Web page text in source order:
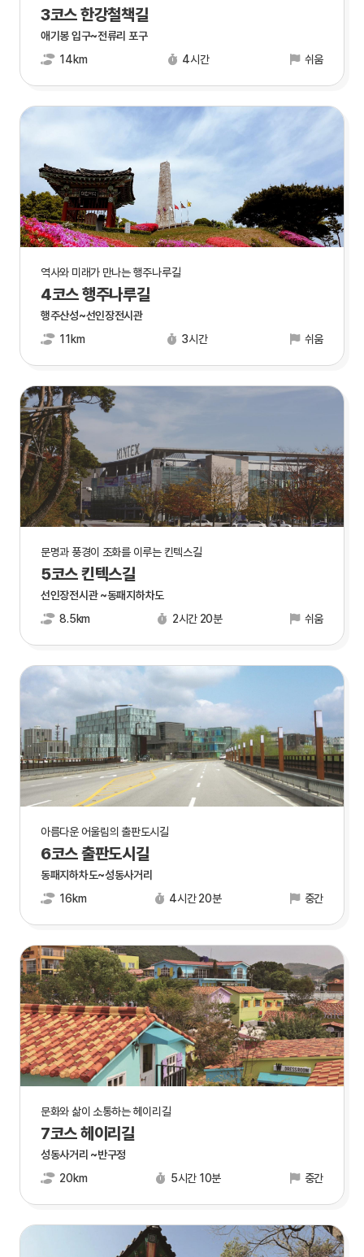
3코스 한강철책길
애기봉 입구~전류리 포구
14km
4시간 쉬움
역사와 미래가 만나는 행주나루길
4코스 행주나루길
행주산성~선인장전시관
11km
3시간 쉬움
문명과 풍경이 조화를 이루는 킨텍스길
5코스 킨텍스길
선인장전시관 ~동패지하차도
8.5km
2시간 20분 쉬움
아름다운 어울림의 출판도시길
6코스 출판도시길
동패지하차도~성동사거리
16km
4시간 20분 중간
문화와 삶이 소통하는 헤이리길
7코스 헤이리길
성동사거리 ~반구정
20km
5시간 10분 중간